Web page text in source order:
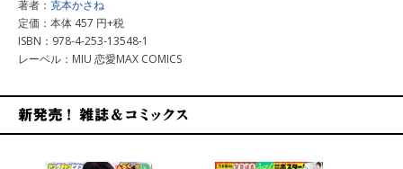
著者： 克本かさね
定価：本体 457 円+税
ISBN：978-4-253-13548-1
レーベル：MIU 恋愛MAX COMICS